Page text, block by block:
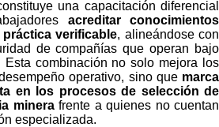
una capacitación diferencial
acreditar conocimientos
verificable, alineándose con
de compañías que operan bajo
Esta combinación no solo mejora los
operativo, sino que marca
en los procesos de selección de
minerafrente a quienes no cuentan
especializada.